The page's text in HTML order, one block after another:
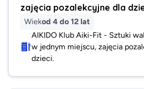
zajęcia pozalekcyjne dla
Wiekod 4 do 12 lat
AIKIDO Klub Aiki-Fit - Sztuki
w jednym miejscu, zajęcia
dzieci.